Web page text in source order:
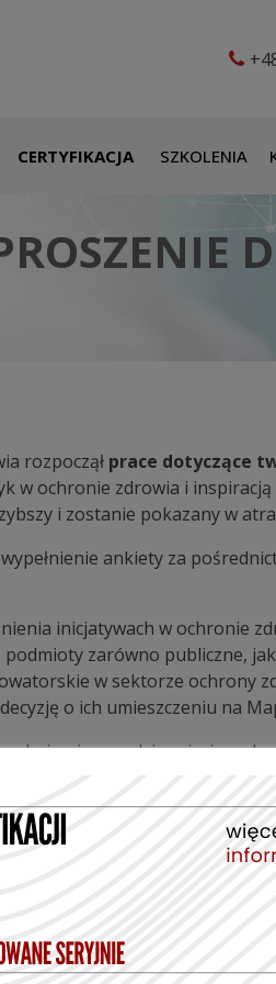
CERTYFIKACJA SZKOLENIA
rozpoczął prace dotyczące
w ochronie zdrowia i
i zostanie pokazany w
ankiety za
inicjatywach w ochronie
podmioty zarówno publiczne,
w sektorze ochrony
o ich umieszczeniu na
obejmuje przedsięwzięcia z
z pacjentami, a także
leczniczych